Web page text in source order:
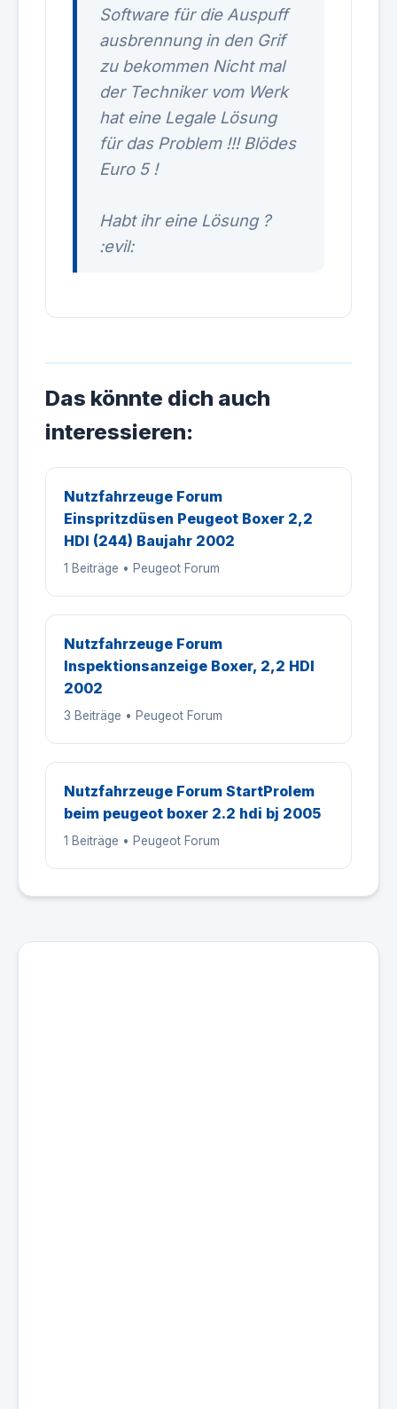
Software für die Auspuff
ausbrennung in den Grif
zu bekommen Nicht mal
der Techniker vom Werk
hat eine Legale Lösung
für das Problem !!! Blödes
Euro 5 !
Habt ihr eine Lösung ?
:evil:
Das könnte dich auch
interessieren:
Nutzfahrzeuge Forum
Einspritzdüsen Peugeot Boxer 2,2
HDI (244) Baujahr 2002
1 Beiträge • Peugeot Forum
Nutzfahrzeuge Forum
Inspektionsanzeige Boxer, 2,2 HDI
2002
3 Beiträge • Peugeot Forum
Nutzfahrzeuge Forum StartProlem
beim peugeot boxer 2.2 hdi bj 2005
1 Beiträge • Peugeot Forum